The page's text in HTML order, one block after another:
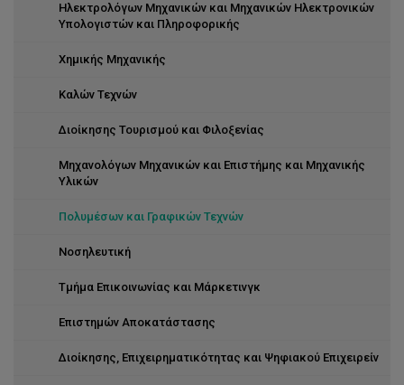
Ηλεκτρολόγων Μηχανικών και Μηχανικών Ηλεκτρονικών
Υπολογιστών και Πληροφορικής
Χημικής Μηχανικής
Καλών Τεχνών
Διοίκησης Τουρισμού και Φιλοξενίας
Μηχανολόγων Μηχανικών και Επιστήμης και Μηχανικής
Υλικών
Πολυμέσων και Γραφικών Τεχνών
Νοσηλευτική
Τμήμα Επικοινωνίας και Μάρκετινγκ
Επιστημών Αποκατάστασης
Διοίκησης, Επιχειρηματικότητας και Ψηφιακού Επιχειρείν